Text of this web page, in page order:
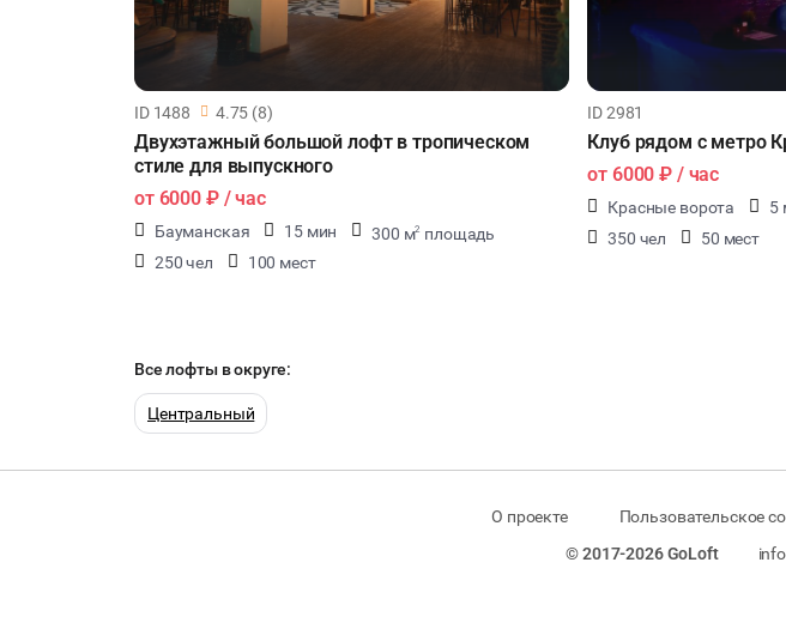
ID 1488 4.75 (8)
Двухэтажный большой лофт в тропическом
стиле для выпускного
от 6000 ₽/ час
Бауманская 15 мин 300 м2 площадь
250 чел
100 мест
ID 2981
Клуб рядом с метро
от 6000 ₽ / час
Красные ворота 5
350 чел
50 мест
Все лофты в округе:
Центральный
О проекте Пользовательское
© 2017-2026 GoLoft